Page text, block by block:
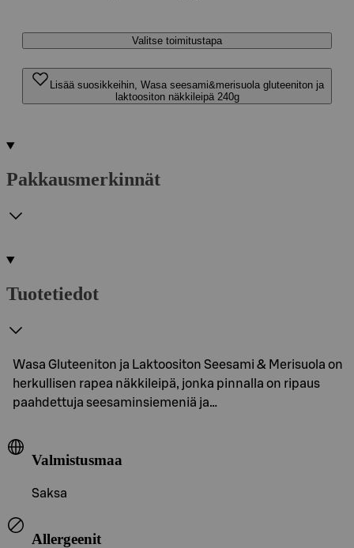
Valitse toimitustapa
Lisää suosikkeihin, Wasa seesami&merisuola gluteeniton ja
laktoositon näkkileipä 240g
Pakkausmerkinnät
Tuotetiedot
Wasa Gluteeniton ja Laktoositon Seesami & Merisuola on
herkullisen rapea näkkileipä, jonka pinnalla on ripaus
paahdettuja seesaminsiemeniä ja…
Valmistusmaa
Saksa
Allergeenit